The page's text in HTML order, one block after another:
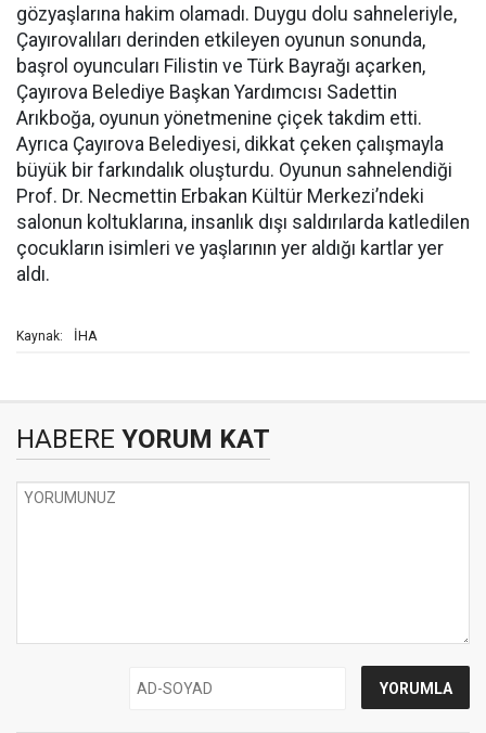
gözyaşlarına hakim olamadı. Duygu dolu sahneleriyle,
Çayırovalıları derinden etkileyen oyunun sonunda,
başrol oyuncuları Filistin ve Türk Bayrağı açarken,
Çayırova Belediye Başkan Yardımcısı Sadettin
Arıkboğa, oyunun yönetmenine çiçek takdim etti.
Ayrıca Çayırova Belediyesi, dikkat çeken çalışmayla
büyük bir farkındalık oluşturdu. Oyunun sahnelendiği
Prof. Dr. Necmettin Erbakan Kültür Merkezi’ndeki
salonun koltuklarına, insanlık dışı saldırılarda katledilen
çocukların isimleri ve yaşlarının yer aldığı kartlar yer
aldı.
Kaynak: İHA
HABERE YORUM KAT